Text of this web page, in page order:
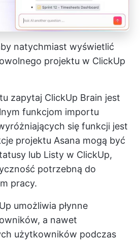
natychmiast wyświetlić
projektu w ClickUp
zapytaj ClickUp Brain jest
funkcjom importu
się funkcji jest
projektu Asana mogą być
lub Listy w ClickUp,
potrzebną do
pracy.
umożliwia płynne
a nawet
użytkowników podczas